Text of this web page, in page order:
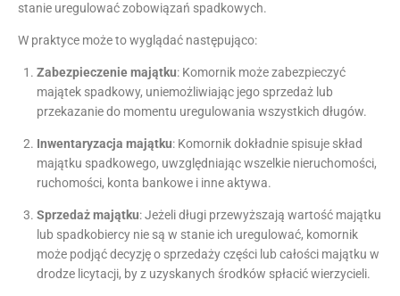
stanie uregulować zobowiązań spadkowych.
W praktyce może to wyglądać następująco:
Zabezpieczenie majątku: Komornik może zabezpieczyć
majątek spadkowy, uniemożliwiając jego sprzedaż lub
przekazanie do momentu uregulowania wszystkich długów.
Inwentaryzacja majątku: Komornik dokładnie spisuje skład
majątku spadkowego, uwzględniając wszelkie nieruchomości,
ruchomości, konta bankowe i inne aktywa.
Sprzedaż majątku: Jeżeli długi przewyższają wartość majątku
lub spadkobiercy nie są w stanie ich uregulować, komornik
może podjąć decyzję o sprzedaży części lub całości majątku w
drodze licytacji, by z uzyskanych środków spłacić wierzycieli.